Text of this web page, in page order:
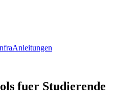
Anleitungen
fuer Studierende